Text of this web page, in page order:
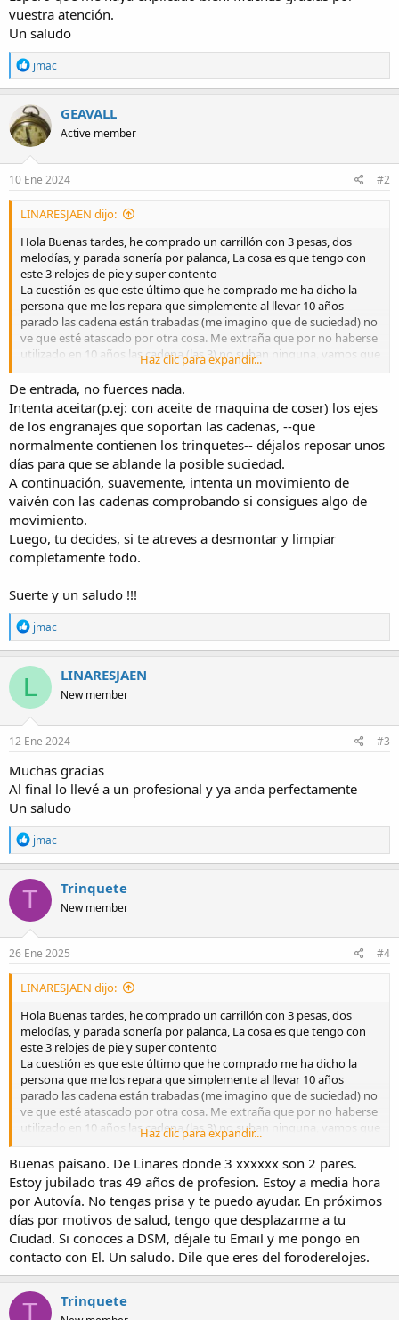
vuestra atención.
Un saludo
R
e
a
c
t
o
n
s
jmac
GEAVALL
Active member
10 Ene 2024 #2
LINARESJAEN dijo:
Hola Buenas tardes, he comprado un carrillón con 3 pesas, dos
melodías, y parada sonería por palanca, La cosa es que tengo con
este 3 relojes de pie y super contento
La cuestión es que este último que he comprado me ha dicho la
persona que me los repara que simplemente al llevar 10 años
parado las cadena están trabadas (me imagino que de suciedad) no
ve que esté atascado por otra cosa. Me extraña que por no haberse
utilizado en 10 años las cadena (las 3) no suban ninguna, vamos que
no puedo subir las pesas. Por lo visto solo es limpiar. Ya llevo
gastado un dinero en reparaciones con los otros dos relojes por lo
que me gustaría meterle mano yo. Por lo que os pregunto.
Es normal que las cadenas se queden totalmente atascadas por no
haberse utilizado en 10 años? Las cadenas están bien colocadas en
sus diente.
Y en el caso de que os haya pasado algo así, me podéis ayudar a
decirme como limpiar el sistema de cadenas para que pueda
funcionar el reloj?. Algún video tutorial
Espero que me haya explicado bien. Muchas gracias por vuestra
atención.
Un saludo
Haz clic para expandir...
De entrada, no fuerces nada.
Intenta aceitar(p.ej: con aceite de maquina de coser) los ejes
de los engranajes que soportan las cadenas, --que
normalmente contienen los trinquetes-- déjalos reposar unos
días para que se ablande la posible suciedad.
A continuación, suavemente, intenta un movimiento de
vaivén con las cadenas comprobando si consigues algo de
movimiento.
Luego, tu decides, si te atreves a desmontar y limpiar
completamente todo.
Suerte y un saludo !!!
R
e
a
c
i
o
n
s
jmac
L LINARESJAEN
New member
12 Ene 2024 #3
Muchas gracias
Al final lo llevé a un profesional y ya anda perfectamente
Un saludo
R
e
a
c
t
o
n
s
jmac
T Trinquete
New member
26 Ene 2025 #4
LINARESJAEN dijo:
Hola Buenas tardes, he comprado un carrillón con 3 pesas, dos
melodías, y parada sonería por palanca, La cosa es que tengo con
este 3 relojes de pie y super contento
La cuestión es que este último que he comprado me ha dicho la
persona que me los repara que simplemente al llevar 10 años
parado las cadena están trabadas (me imagino que de suciedad) no
ve que esté atascado por otra cosa. Me extraña que por no haberse
utilizado en 10 años las cadena (las 3) no suban ninguna, vamos que
no puedo subir las pesas. Por lo visto solo es limpiar. Ya llevo
gastado un dinero en reparaciones con los otros dos relojes por lo
que me gustaría meterle mano yo. Por lo que os pregunto.
Es normal que las cadenas se queden totalmente atascadas por no
haberse utilizado en 10 años? Las cadenas están bien colocadas en
sus diente.
Y en el caso de que os haya pasado algo así, me podéis ayudar a
decirme como limpiar el sistema de cadenas para que pueda
funcionar el reloj?. Algún video tutorial
Espero que me haya explicado bien. Muchas gracias por vuestra
atención.
Haz clic para expandir...
Buenas paisano. De Linares donde 3 xxxxxx son 2 pares.
Estoy jubilado tras 49 años de profesion. Estoy a media hora
por Autovía. No tengas prisa y te puedo ayudar. En próximos
días por motivos de salud, tengo que desplazarme a tu
Ciudad. Si conoces a DSM, déjale tu Email y me pongo en
contacto con El. Un saludo. Dile que eres del foroderelojes.
T Trinquete